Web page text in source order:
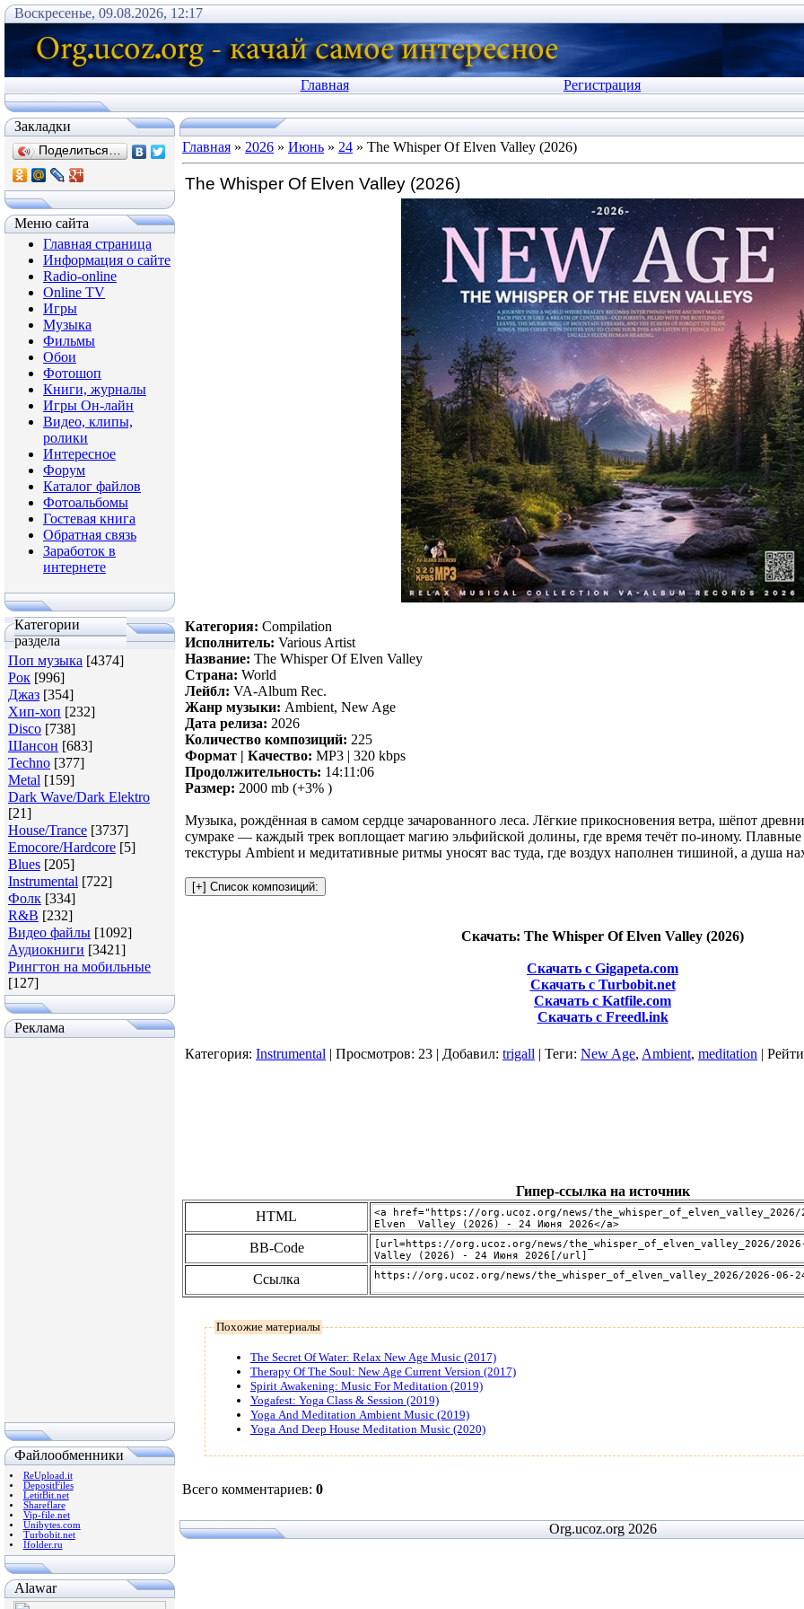
Воскресенье, 09.08.2026, 12:17
Главная Регистрация
Закладки
Поделиться…
Меню сайта
Главная страница
Информация о сайте
Radio-online
Online TV
Игры
Музыка
Фильмы
Обои
Фотошоп
Книги, журналы
Игры Он-лайн
Видео, клипы,
ролики
Интересное
Форум
Каталог файлов
Фотоальбомы
Гостевая книга
Обратная связь
Заработок в
интернете
Категории
раздела
Поп музыка [4374]
Рок [996]
Джаз [354]
Хип-хоп [232]
Disco [738]
Шансон [683]
Techno [377]
Metal [159]
Dark Wave/Dark Elektro
[21]
House/Trance [3737]
Emocore/Hardcore [5]
Blues [205]
Instrumental [722]
Фолк [334]
R&B [232]
Видео файлы [1092]
Аудиокниги [3421]
Рингтон на мобильные
[127]
Реклама
Файлообменники
ReUpload.it
DepositFiles
LetitBit.net
Shareflare
Vip-file.net
Unibytes.com
Turbobit.net
Ifolder.ru
Alawar
Главная » 2026 » Июнь » 24 » The Whisper Of Elven Valley (2026)
The Whisper Of Elven Valley (2026)
Категория: Compilation
Исполнитель: Various Artist
Название: The Whisper Of Elven Valley
Страна: World
Лейбл: VA-Album Rec.
Жанр музыки: Ambient, New Age
Дата релиза: 2026
Количество композиций: 225
Формат | Качество: MP3 | 320 kbps
Продолжительность: 14:11:06
Размер: 2000 mb (+3% )
Музыка, рождённая в самом сердце зачарованного леса. Лёгкие прикосновения ветра, шёпот
сумраке — каждый трек воплощает магию эльфийской долины, где время течёт по‑иному.
текстуры Ambient и медитативные ритмы уносят вас туда, где воздух наполнен тишиной, а душа
Скачать: The Whisper Of Elven Valley (2026)
Скачать с Gigapeta.com
Скачать с Turbobit.net
Скачать с Katfile.com
Скачать с Freedl.ink
Категория: Instrumental | Просмотров: 23 | Добавил: trigall | Теги: New Age, Ambient, meditation |
Гипер-ссылка на источник
HTML
BB-Code
Ссылка
Похожие материалы
The Secret Of Water: Relax New Age Music (2017)
Therapy Of The Soul: New Age Current Version (2017)
Spirit Awakening: Music For Meditation (2019)
Yogafest: Yoga Class & Session (2019)
Yoga And Meditation Ambient Music (2019)
Yoga And Deep House Meditation Music (2020)
Всего комментариев: 0
Org.ucoz.org 2026